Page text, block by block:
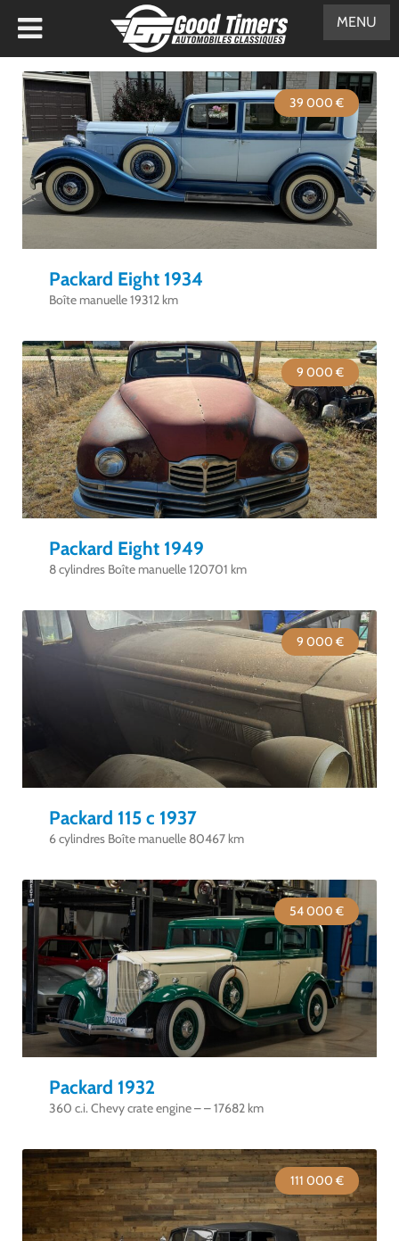
39 000 €
Packard Eight 1934
Boîte manuelle 19312 km
9 000 €
Packard Eight 1949
8 cylindres Boîte manuelle 120701 km
9 000 €
Packard 115 c 1937
6 cylindres Boîte manuelle 80467 km
54 000 €
Packard 1932
360 c.i. Chevy crate engine – – 17682 km
111 000 €
MENU